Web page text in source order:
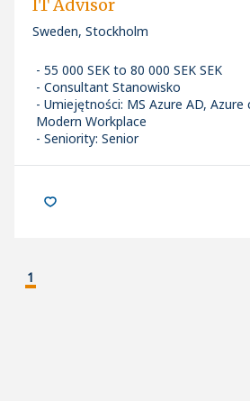
IT Advisor
Sweden, Stockholm
55 000 SEK to 80 000 SEK SEK
Consultant Stanowisko
Umiejętności: MS Azure AD, Azure
Modern Workplace
Seniority: Senior
1